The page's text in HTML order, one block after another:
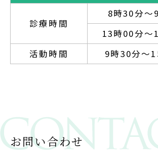
診療時間
8時30分～
13時00分～
活動時間
9時30分～
お問い合わせ